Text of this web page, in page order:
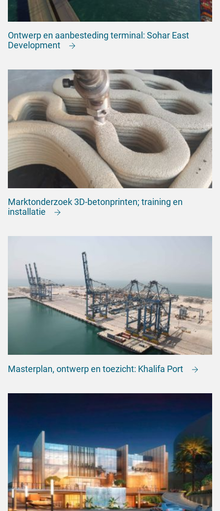
Ontwerp en aanbesteding terminal: Sohar East
Development
Marktonderzoek 3D-betonprinten; training en
installatie
Masterplan, ontwerp en toezicht: Khalifa Port